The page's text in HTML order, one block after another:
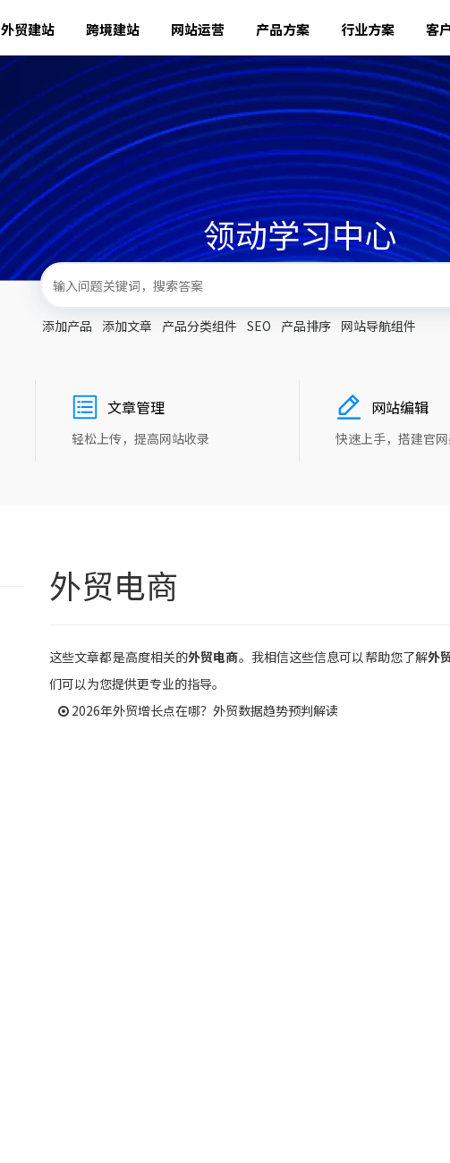
外贸建站 跨境建站 网站运营 产品方案 行业方案 客
领动学习中心
添加产品 添加文章 产品分类组件 SEO 产品排序 网站导航组件
文章管理
轻松上传，提高网站收录
网站编辑
快速上手，搭建官
外贸电商
这些文章都是高度相关的外贸电商。我相信这些信息可以帮助您了解外
们可以为您提供更专业的指导。
2026年外贸增长点在哪？外贸数据趋势预判解读